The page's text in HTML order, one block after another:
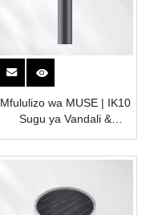
Mfululizo wa MUSE | IK10
Sugu ya Vandali &